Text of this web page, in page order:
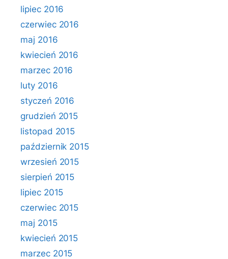
lipiec 2016
czerwiec 2016
maj 2016
kwiecień 2016
marzec 2016
luty 2016
styczeń 2016
grudzień 2015
listopad 2015
październik 2015
wrzesień 2015
sierpień 2015
lipiec 2015
czerwiec 2015
maj 2015
kwiecień 2015
marzec 2015